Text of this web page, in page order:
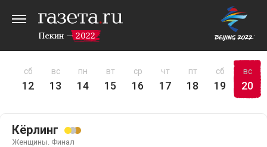
Пекин — 2022
сб
12
вс
13
пн
14
вт
15
ср
16
чт
17
пт
18
сб
19
вс
20
Кёрлинг
Женщины. Финал